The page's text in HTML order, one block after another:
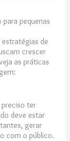
pequenas
de
crescer
as práticas
ter
deve estar
gerar
com o público.